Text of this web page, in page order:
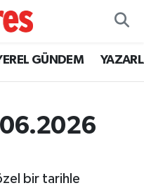
GÜNDEM
bir tarihle
Fikstür